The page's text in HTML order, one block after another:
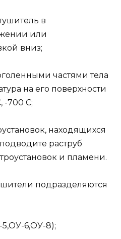
в
или
вниз;
частями тела
на его поверхности
-700 С;
находящихся
раструб
и пламени.
подразделяются
6,ОУ-8);